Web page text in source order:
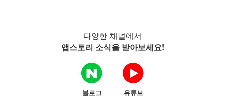
다양한 채널에서
앱스토리 소식을 받아보세요!
블로그 유튜브